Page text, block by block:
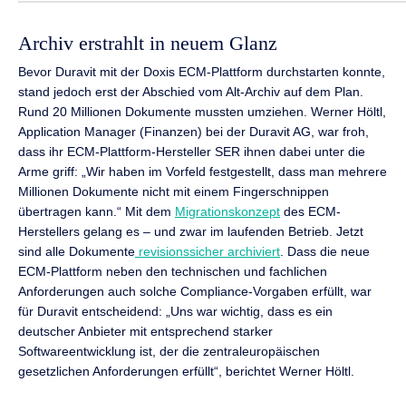
Archiv erstrahlt in neuem Glanz
Bevor Duravit mit der Doxis ECM-Plattform durchstarten konnte,
stand jedoch erst der Abschied vom Alt-Archiv auf dem Plan.
Rund 20 Millionen Dokumente mussten umziehen. Werner Höltl,
Application Manager (Finanzen) bei der Duravit AG, war froh,
dass ihr ECM-Plattform-Hersteller SER ihnen dabei unter die
Arme griff: „Wir haben im Vorfeld festgestellt, dass man mehrere
Millionen Dokumente nicht mit einem Fingerschnippen
übertragen kann.“ Mit dem Migrationskonzept des ECM-
Herstellers gelang es – und zwar im laufenden Betrieb. Jetzt
sind alle Dokumente revisionssicher archiviert. Dass die neue
ECM-Plattform neben den technischen und fachlichen
Anforderungen auch solche Compliance-Vorgaben erfüllt, war
für Duravit entscheidend: „Uns war wichtig, dass es ein
deutscher Anbieter mit entsprechend starker
Softwareentwicklung ist, der die zentraleuropäischen
gesetzlichen Anforderungen erfüllt“, berichtet Werner Höltl.